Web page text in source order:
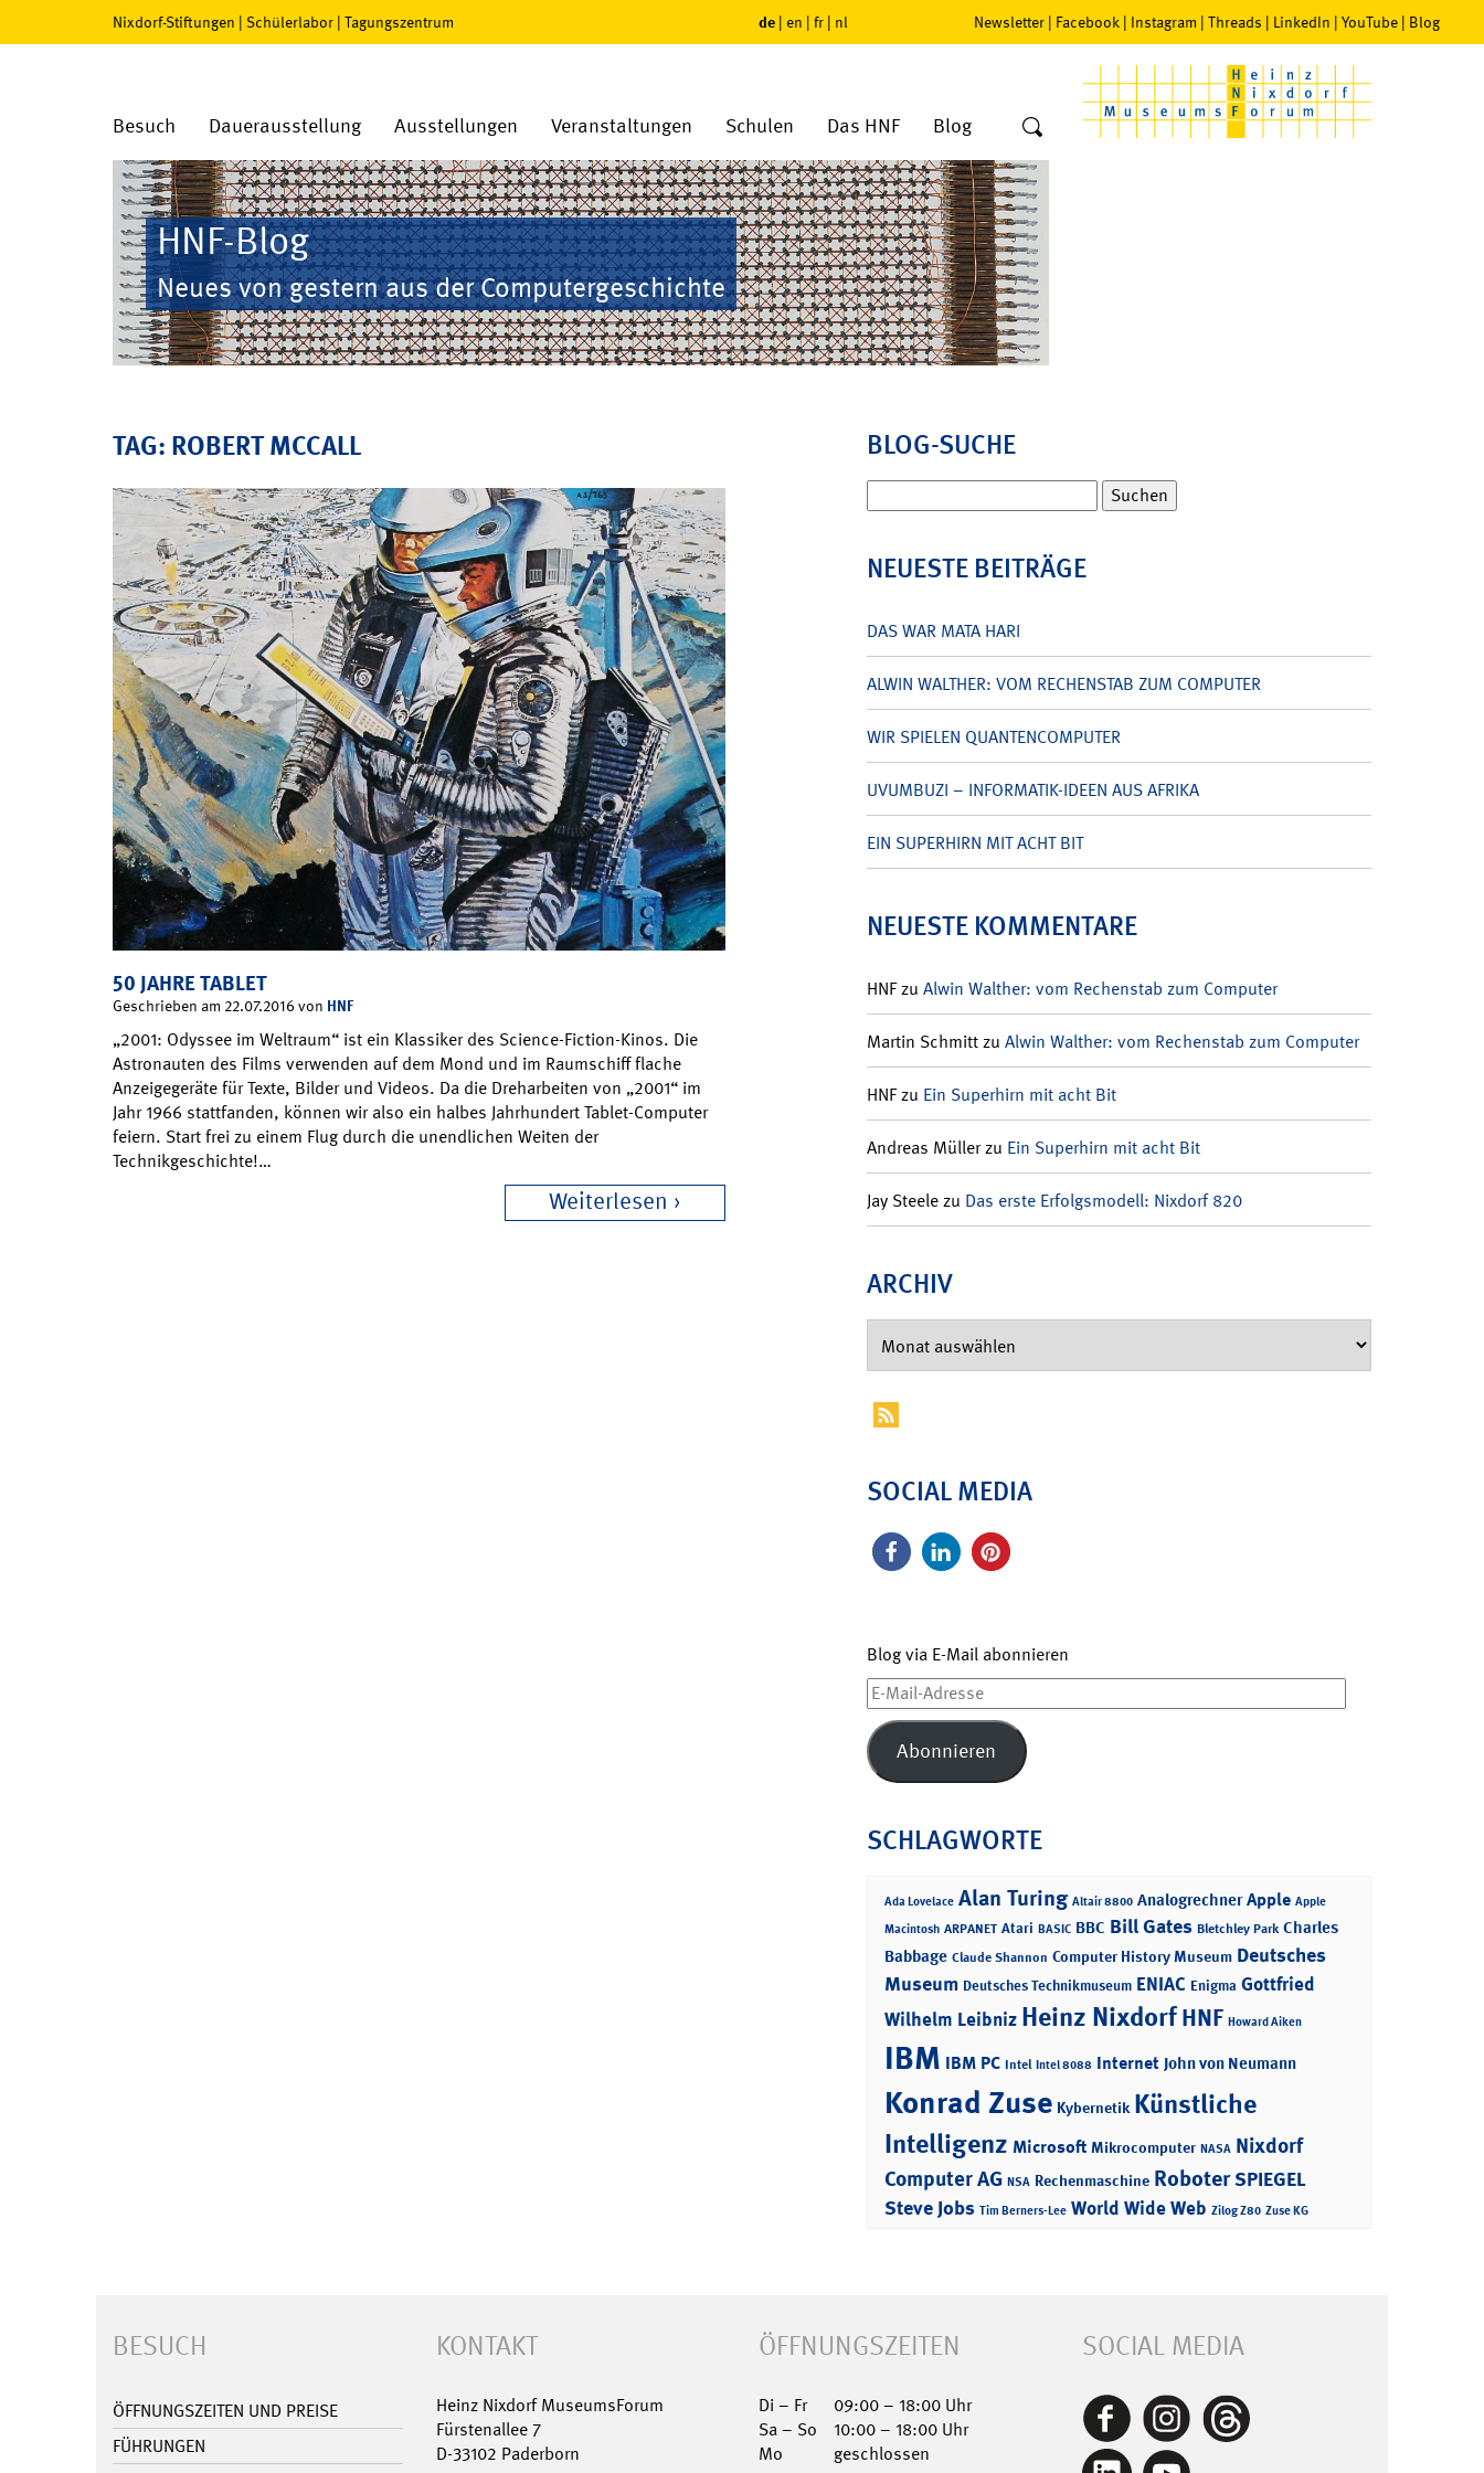
Nixdorf-Stiftungen | Schülerlabor | Tagungszentrum de | en | fr | nl Newsletter | Facebook | Instagram | Threads | LinkedIn | YouTube | Blog
Besuch Dauerausstellung Ausstellungen Veranstaltungen Schulen Das HNF Blog
HNF-Blog
Neues von gestern aus der Computergeschichte
TAG: ROBERT MCCALL
50 JAHRE TABLET
Geschrieben am 22.07.2016 von HNF
„2001: Odyssee im Weltraum“ ist ein Klassiker des Science-Fiction-Kinos. Die
Astronauten des Films verwenden auf dem Mond und im Raumschiff flache
Anzeigegeräte für Texte, Bilder und Videos. Da die Dreharbeiten von „2001“ im
Jahr 1966 stattfanden, können wir also ein halbes Jahrhundert Tablet-Computer
feiern. Start frei zu einem Flug durch die unendlichen Weiten der
Technikgeschichte!…
Weiterlesen
BLOG-SUCHE
nach:
NEUESTE BEITRÄGE
DAS WAR MATA HARI
ALWIN WALTHER: VOM RECHENSTAB ZUM COMPUTER
WIR SPIELEN QUANTENCOMPUTER
UVUMBUZI – INFORMATIK-IDEEN AUS AFRIKA
EIN SUPERHIRN MIT ACHT BIT
NEUESTE KOMMENTARE
HNFzu Alwin Walther: vom Rechenstab zum Computer
Martin Schmittzu Alwin Walther: vom Rechenstab zum Computer
HNFzu Ein Superhirn mit acht Bit
Andreas Müllerzu Ein Superhirn mit acht Bit
Jay Steelezu Das erste Erfolgsmodell: Nixdorf 820
ARCHIV
SOCIAL MEDIA
Blog via E-Mail abonnieren
E-
Mail-
Adresse
Abonnieren
SCHLAGWORTE
Ada Lovelace Alan Turing Altair 8800 Analogrechner Apple Apple
Macintosh ARPANET Atari BASIC BBC Bill Gates Bletchley Park Charles
Babbage Claude Shannon Computer History Museum Deutsches
Museum Deutsches Technikmuseum ENIAC Enigma Gottfried
Wilhelm Leibniz Heinz NixdorfHNF Howard Aiken
IBM IBM PC Intel Intel 8088 Internet John von Neumann
Konrad Zuse Kybernetik Künstliche
Intelligenz Microsoft Mikrocomputer NASA Nixdorf
Computer AG NSA Rechenmaschine RoboterSPIEGEL
Steve Jobs Tim Berners-Lee World Wide Web Zilog Z80 Zuse KG
BESUCH
ÖFFNUNGSZEITEN UND PREISE
FÜHRUNGEN
KONTAKT
Heinz Nixdorf MuseumsForum
Fürstenallee 7
D-33102 Paderborn
ÖFFNUNGSZEITEN
Di – Fr
09:00 – 18:00 Uhr
Sa – So
10:00 – 18:00 Uhr
Mo
geschlossen
SOCIAL MEDIA